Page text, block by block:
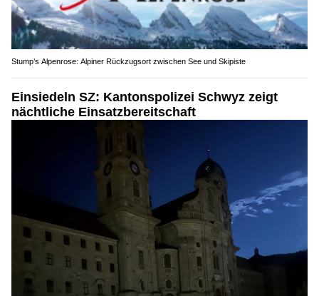
Stump’s Alpenrose: Alpiner Rückzugsort zwischen See und Skipiste
Einsiedeln SZ: Kantonspolizei Schwyz zeigt
nächtliche Einsatzbereitschaft